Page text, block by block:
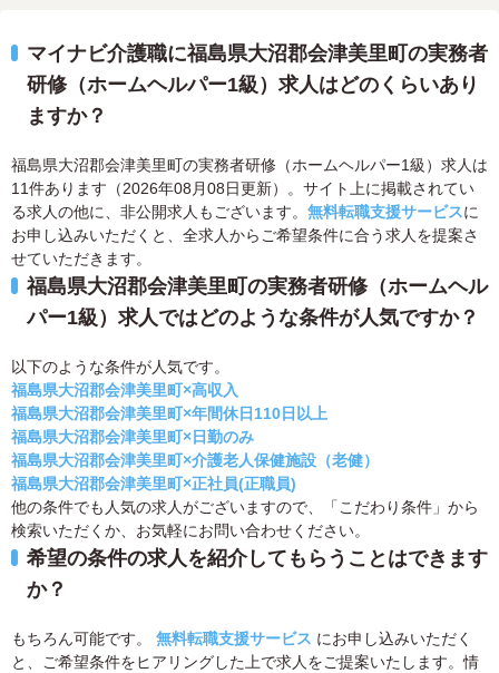
マイナビ介護職に福島県大沼郡会津美里町の実務者
研修（ホームヘルパー1級）求人はどのくらいあり
ますか？
福島県大沼郡会津美里町の実務者研修（ホームヘルパー1級）求人は
11件あります（2026年08月08日更新）。サイト上に掲載されてい
る求人の他に、非公開求人もございます。 無料転職支援サービスに
お申し込みいただくと、全求人からご希望条件に合う求人を提案さ
せていただきます。
福島県大沼郡会津美里町の実務者研修（ホームヘル
パー1級）求人ではどのような条件が人気ですか？
以下のような条件が人気です。
福島県大沼郡会津美里町×高収入
福島県大沼郡会津美里町×年間休日110日以上
福島県大沼郡会津美里町×日勤のみ
福島県大沼郡会津美里町×介護老人保健施設（老健）
福島県大沼郡会津美里町×正社員(正職員)
他の条件でも人気の求人がございますので、「こだわり条件」から
検索いただくか、お気軽にお問い合わせください。
希望の条件の求人を紹介してもらうことはできます
か？
もちろん可能です。 無料転職支援サービス にお申し込みいただく
と、ご希望条件をヒアリングした上で求人をご提案いたします。情